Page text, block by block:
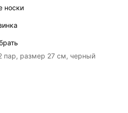
носки
пар, размер 27 см, черный